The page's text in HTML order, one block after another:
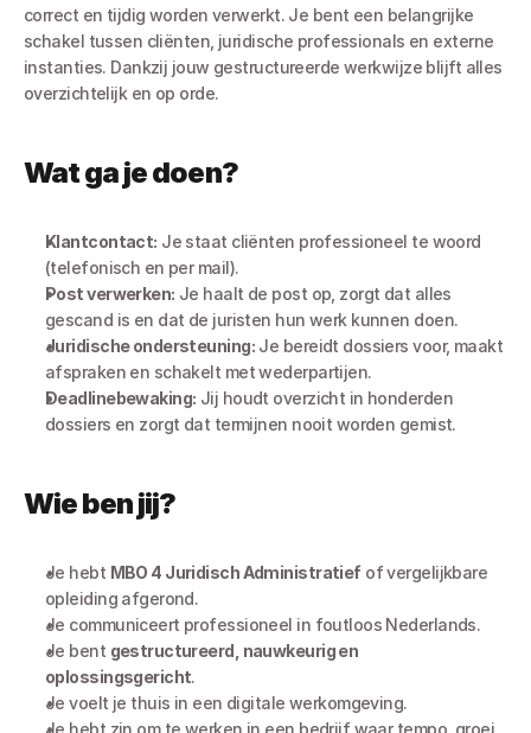
correct en tijdig worden verwerkt. Je bent een belangrijke
schakel tussen cliënten, juridische professionals en externe
instanties. Dankzij jouw gestructureerde werkwijze blijft alles
overzichtelijk en op orde.
Wat ga je doen?
Klantcontact: Je staat cliënten professioneel te woord
(telefonisch en per mail).
Post verwerken: Je haalt de post op, zorgt dat alles
gescand is en dat de juristen hun werk kunnen doen.
Juridische ondersteuning: Je bereidt dossiers voor, maakt
afspraken en schakelt met wederpartijen.
Deadlinebewaking: Jij houdt overzicht in honderden
dossiers en zorgt dat termijnen nooit worden gemist.
Wie ben jij?
Je hebt MBO 4 Juridisch Administratief of vergelijkbare
opleiding afgerond.
Je communiceert professioneel in foutloos Nederlands.
Je bent gestructureerd, nauwkeurig en
oplossingsgericht.
Je voelt je thuis in een digitale werkomgeving.
Je hebt zin om te werken in een bedrijf waar tempo, groei